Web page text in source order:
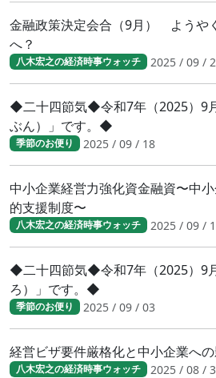
金融政策決定会合（9月） ようや
へ？
八木宏之の経済時事ウォッチ 2025 / 09 /
◆二十四節気◆令和7年（2025）9
ぶん）」です。◆
季節のお便り 2025 / 09 / 18
中小企業経営力強化資金融資〜中
的支援制度〜
八木宏之の経済時事ウォッチ 2025 / 09 /
◆二十四節気◆令和7年（2025）9
ろ）」です。◆
季節のお便り 2025 / 09 / 03
経営ビザ要件厳格化と中小企業へ
八木宏之の経済時事ウォッチ 2025 / 08 /